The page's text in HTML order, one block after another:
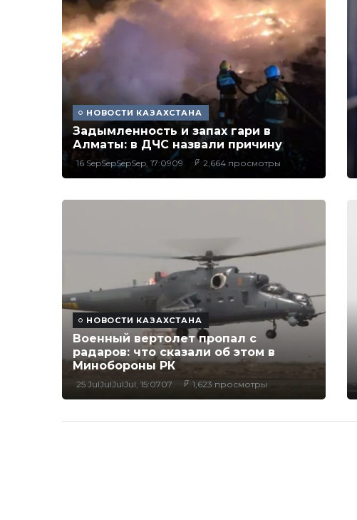
НОВОСТИ КАЗАХСТАНА
Задымленность и запах гари в
Алматы: в ДЧС назвали причину
16 SepSepSepSep, 17:0909 2,664 просмотры
НОВОСТИ КАЗАХСТАНА
Военный вертолет пропал с
радаров: что сказали об этом в
Минобороны РК
25 JulJulJulJul, 15:0707 1,623 просмотры